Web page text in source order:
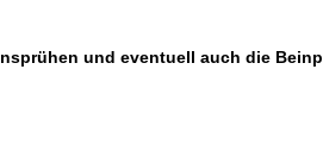
und eventuell auch die